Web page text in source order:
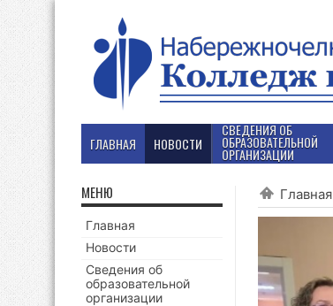
ГЛАВНАЯ НОВОСТИ
СВЕДЕНИЯ ОБ
ОБРАЗОВАТЕЛЬНОЙ
ОРГАНИЗАЦИИ
Главная
МЕНЮ
Главная
Новости
Сведения об
образовательной
организации